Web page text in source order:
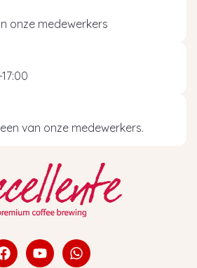
onze medewerkers
van onze medewerkers.